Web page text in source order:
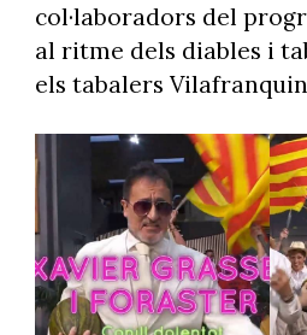
col·laboradors del
al ritme dels diables i
els tabalers